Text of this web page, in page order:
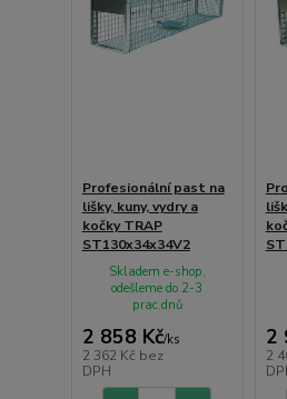
Profesionální past na
lišky, kuny, vydry a
kočky TRAP
ST130x34x34V2
2 858 Kč/ks
2 362 Kč bez
DPH
Skladem e-shop,
odešleme do 2-3
prac.dnů
2
2